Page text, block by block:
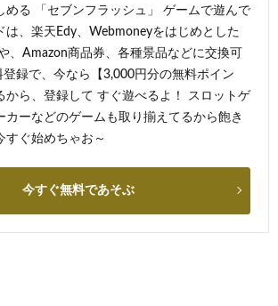
める 「セブンフラッシュ」 ゲームで遊んで
は、楽天Edy、Webmoneyをはじめとした
、Amazon商品券、各種景品などに交換可
録で、今なら【3,000円分の無料ポイン
から、登録して すぐ遊べるよ！ スロットゲ
カーなどのゲームも取り揃えてるから飽き
すぐ始めちゃお～
今すぐ無料であそぶ